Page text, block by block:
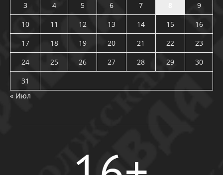
3
4 5 6 7
9
10
11 12 13 14 15
16
17
18 19 20 21 22
23
24
25 26 27 28 29
30
31
« Июл